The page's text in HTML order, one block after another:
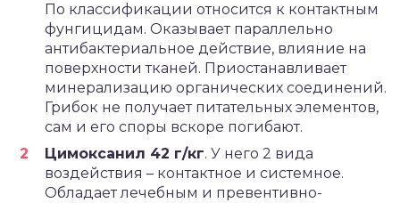
По классификации относится к контактным
фунгицидам. Оказывает параллельно
антибактериальное действие, влияние на
поверхности тканей. Приостанавливает
минерализацию органических соединений.
Грибок не получает питательных элементов,
сам и его споры вскоре погибают.
Цимоксанил 42 г/кг. У него 2 вида
воздействия – контактное и системное.
Обладает лечебным и превентивно-